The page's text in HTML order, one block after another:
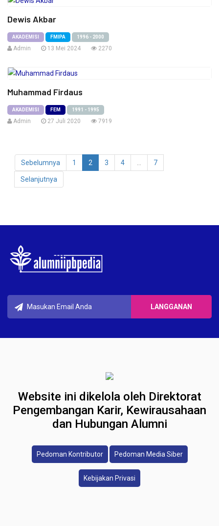
Dewis Akbar
AKADEMISI FMIPA 1996 - 2000
Admin 13 Mei 2024 2270
Muhammad Firdaus
AKADEMISI FEM 1991 - 1995
Admin 27 Juli 2020 7919
Sebelumnya 1 2 3 4 7
Selanjutnya
Website ini dikelola oleh Direktorat
Pengembangan Karir, Kewirausahaan
dan Hubungan Alumni
Pedoman Kontributor Pedoman Media Siber
Kebijakan Privasi